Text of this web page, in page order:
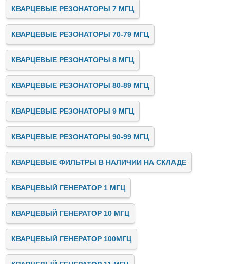
КВАРЦЕВЫЕ РЕЗОНАТОРЫ 7 МГЦ
КВАРЦЕВЫЕ РЕЗОНАТОРЫ 70-79 МГЦ
КВАРЦЕВЫЕ РЕЗОНАТОРЫ 8 МГЦ
КВАРЦЕВЫЕ РЕЗОНАТОРЫ 80-89 МГЦ
КВАРЦЕВЫЕ РЕЗОНАТОРЫ 9 МГЦ
КВАРЦЕВЫЕ РЕЗОНАТОРЫ 90-99 МГЦ
КВАРЦЕВЫЕ ФИЛЬТРЫ В НАЛИЧИИ НА СКЛАДЕ
КВАРЦЕВЫЙ ГЕНЕРАТОР 1 МГЦ
КВАРЦЕВЫЙ ГЕНЕРАТОР 10 МГЦ
КВАРЦЕВЫЙ ГЕНЕРАТОР 100МГЦ